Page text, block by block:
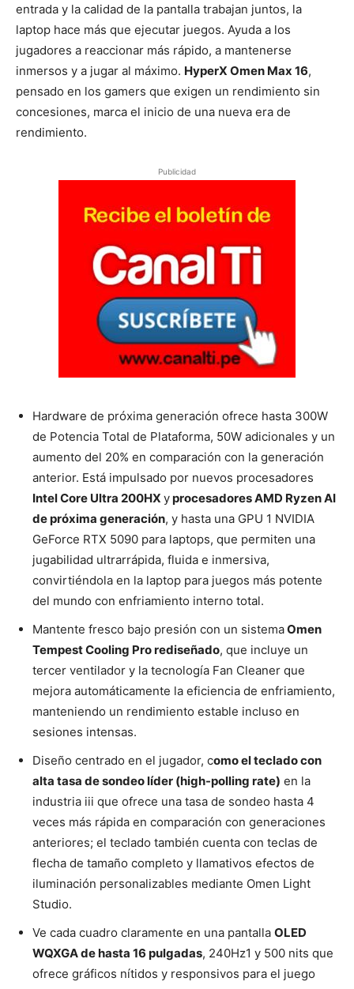
entrada y la calidad de la pantalla trabajan juntos, la
laptop hace más que ejecutar juegos. Ayuda a los
jugadores a reaccionar más rápido, a mantenerse
inmersos y a jugar al máximo. HyperX Omen Max 16,
pensado en los gamers que exigen un rendimiento sin
concesiones, marca el inicio de una nueva era de
rendimiento.
Publicidad
Hardware de próxima generación ofrece hasta 300W
de Potencia Total de Plataforma, 50W adicionales y un
aumento del 20% en comparación con la generación
anterior. Está impulsado por nuevos procesadores
Intel Core Ultra 200HX yprocesadores AMD Ryzen AI
de próxima generación, y hasta una GPU 1 NVIDIA
GeForce RTX 5090 para laptops, que permiten una
jugabilidad ultrarrápida, fluida e inmersiva,
convirtiéndola en la laptop para juegos más potente
del mundo con enfriamiento interno total.
Mantente fresco bajo presión con un sistemaOmen
Tempest Cooling Pro rediseñado, que incluye un
tercer ventilador y la tecnología Fan Cleaner que
mejora automáticamente la eficiencia de enfriamiento,
manteniendo un rendimiento estable incluso en
sesiones intensas.
Diseño centrado en el jugador, como el teclado con
alta tasa de sondeo líder (high-polling rate) en la
industria iii que ofrece una tasa de sondeo hasta 4
veces más rápida en comparación con generaciones
anteriores; el teclado también cuenta con teclas de
flecha de tamaño completo y llamativos efectos de
iluminación personalizables mediante Omen Light
Studio.
Ve cada cuadro claramente en una pantalla OLED
WQXGA de hasta 16 pulgadas, 240Hz1 y 500 nits que
ofrece gráficos nítidos y responsivos para el juego